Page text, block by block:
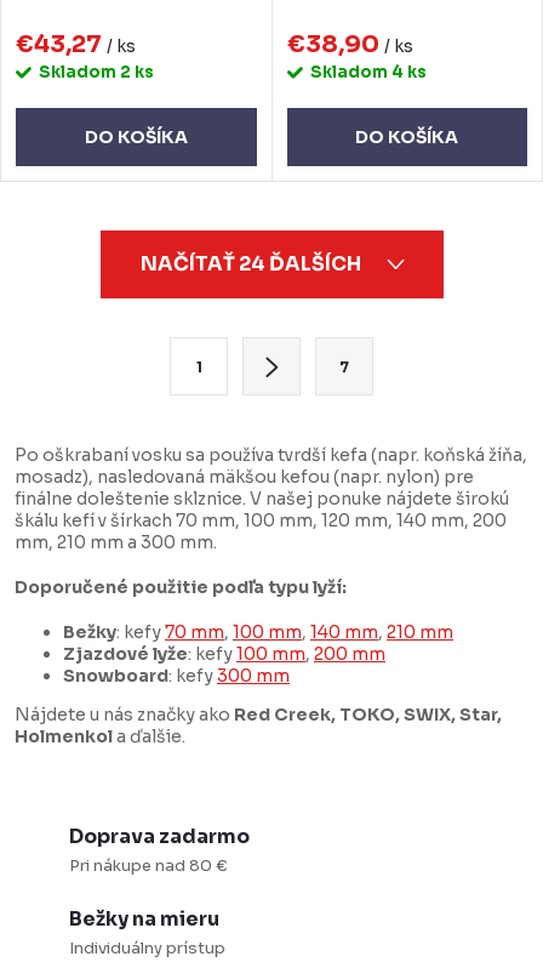
€43,27 / ks
Skladom 2 ks
DO KOŠÍKA
€38,90 / ks
Skladom 4 ks
DO KOŠÍKA
c
i
e
p
r
v
NAČÍTAŤ 24 ĎALŠÍCH
á
n
k
o
v
e
1 7
Po oškrabaní vosku sa používa tvrdší kefa (napr. koňská žíňa,
mosadz), nasledovaná mäkšou kefou (napr. nylon) pre
finálne doleštenie sklznice. V našej ponuke nájdete širokú
škálu kefí v šírkach 70 mm, 100 mm, 120 mm, 140 mm, 200
mm, 210 mm a 300 mm.
Doporučené použitie podľa typu lyží:
Bežky: kefy70 mm, 100 mm, 140 mm, 210 mm
Zjazdové lyže: kefy100 mm, 200 mm
Snowboard: kefy300 mm
Nájdete u nás značky ako Red Creek, TOKO, SWIX, Star,
Holmenkola ďalšie.
Doprava zadarmo
Pri nákupe nad 80 €
Bežky na mieru
Individuálny prístup